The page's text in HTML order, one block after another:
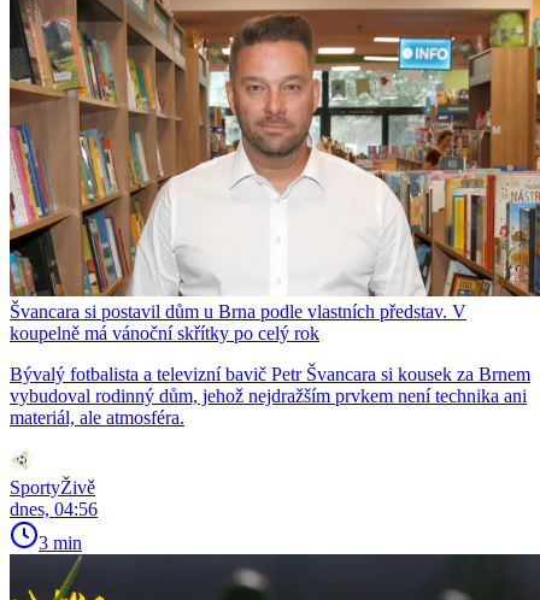
Švancara si postavil dům u Brna podle vlastních představ. V
koupelně má vánoční skřítky po celý rok
Bývalý fotbalista a televizní bavič Petr Švancara si kousek za Brnem
vybudoval rodinný dům, jehož nejdražším prvkem není technika ani
materiál, ale atmosféra.
SportyŽivě
dnes, 04:56
3 min